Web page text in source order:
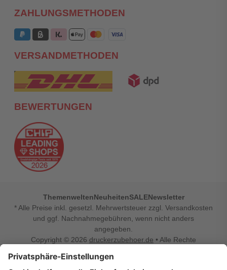
ZAHLUNGSMETHODEN
VERSANDMETHODEN
BEWERTUNGEN
ThemenweltenNeuheitenSALENewsletter
* Alle Preise inkl. gesetzl. Mehrwertsteuer zzgl. Versandkosten
und ggf. Nachnahmegebühren, wenn nicht anders
angegeben.
Copyright © 2026 druckerzubehoer.de • Alle Rechte
Vertrag widerrufen